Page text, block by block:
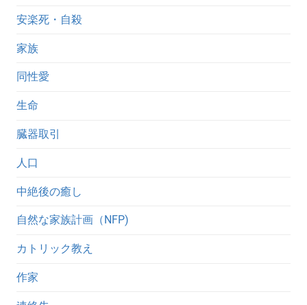
安楽死・自殺
家族
同性愛
生命
臓器取引
人口
中絶後の癒し
自然な家族計画（NFP)
カトリック教え
作家